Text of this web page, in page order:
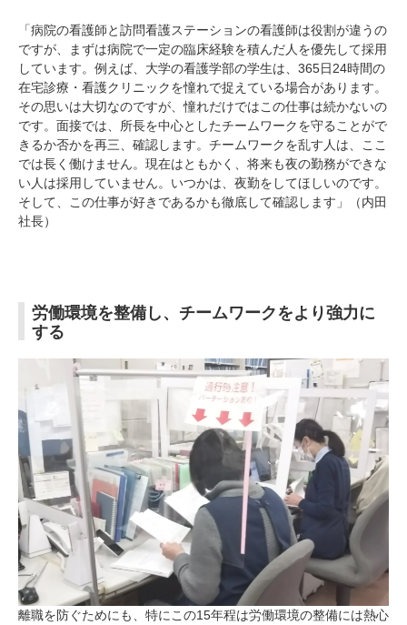
「病院の看護師と訪問看護ステーションの看護師は役割が違うの
ですが、まずは病院で一定の臨床経験を積んだ人を優先して採用
しています。例えば、大学の看護学部の学生は、365日24時間の
在宅診療・看護クリニックを憧れで捉えている場合があります。
その思いは大切なのですが、憧れだけではこの仕事は続かないの
です。面接では、所長を中心としたチームワークを守ることがで
きるか否かを再三、確認します。チームワークを乱す人は、ここ
では長く働けません。現在はともかく、将来も夜の勤務ができな
い人は採用していません。いつかは、夜勤をしてほしいのです。
そして、この仕事が好きであるかも徹底して確認します」（内田
社長）
労働環境を整備し、チームワークをより強力に
する
離職を防ぐためにも、特にこの15年程は労働環境の整備には熱心